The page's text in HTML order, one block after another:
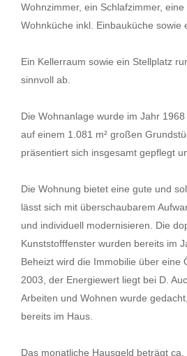
Wohnzimmer, ein Schlafzimmer,
Wohnküche inkl. Einbauküche sowie
Ein Kellerraum sowie ein Stellplatz
sinnvoll ab.
Die Wohnanlage wurde im Jahr
auf einem 1.081 m² großen
präsentiert sich insgesamt gepflegt
Die Wohnung bietet eine gute und
lässt sich mit überschaubarem
und individuell modernisieren. Die
Kunststofffenster wurden bereits im
Beheizt wird die Immobilie über eine
2003, der Energiewert liegt bei D.
Arbeiten und Wohnen wurde
bereits im Haus.
Das monatliche Hausgeld beträgt